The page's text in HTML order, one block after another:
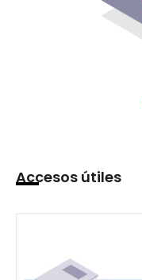
Accesos útiles